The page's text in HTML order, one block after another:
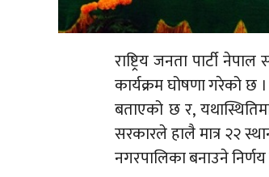
राष्ट्रिय जनता पार्टी
कार्यक्रम घोषणा गरेको
बताएको छ र,
सरकारले हालै मात्र २२
नगरपालिका बनाउने